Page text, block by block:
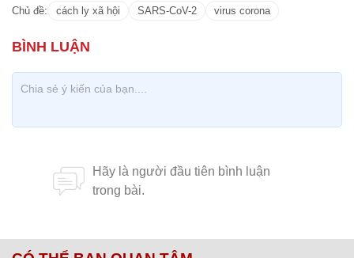
Chủ đề: cách ly xã hội SARS-CoV-2 virus corona